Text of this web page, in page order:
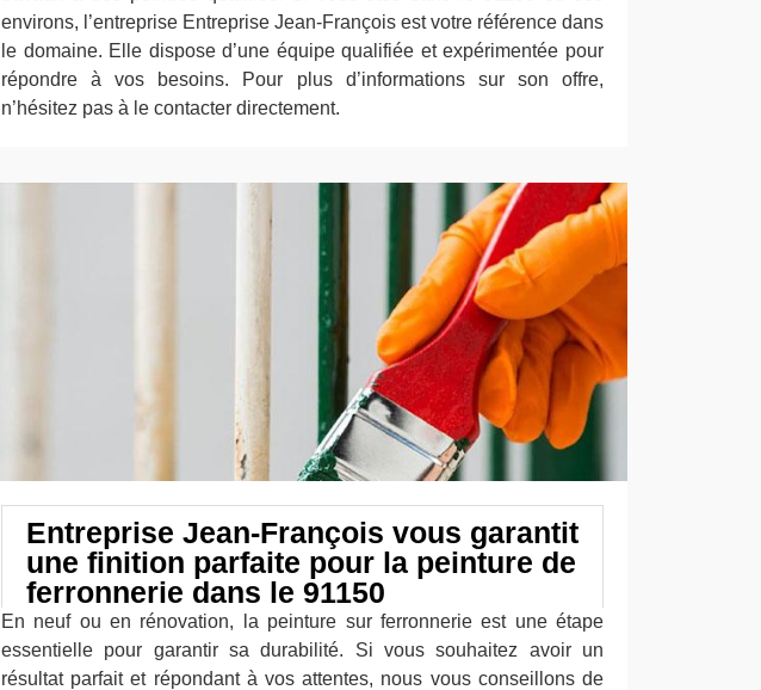
environs, l’entreprise Entreprise Jean-François est votre référence dans
le domaine. Elle dispose d’une équipe qualifiée et expérimentée pour
répondre à vos besoins. Pour plus d’informations sur son offre,
n’hésitez pas à le contacter directement.
Entreprise Jean-François vous garantit
une finition parfaite pour la peinture de
ferronnerie dans le 91150
En neuf ou en rénovation, la peinture sur ferronnerie est une étape
essentielle pour garantir sa durabilité. Si vous souhaitez avoir un
résultat parfait et répondant à vos attentes, nous vous conseillons de